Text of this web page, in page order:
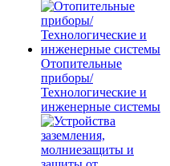
Отопительные
приборы/
Технологические и
инженерные системы